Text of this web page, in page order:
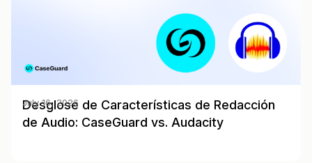
Desglose de Características de Redacción
de Audio: CaseGuard vs. Audacity
July 16, 2026